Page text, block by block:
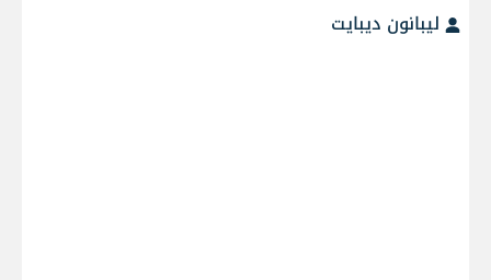
ليبانون ديبايت